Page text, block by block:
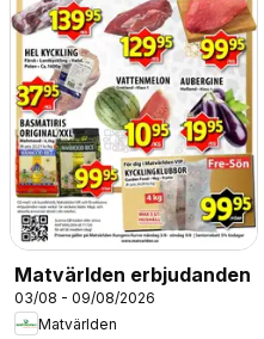
Matvärlden erbjudanden
03/08 - 09/08/2026
Matvärlden